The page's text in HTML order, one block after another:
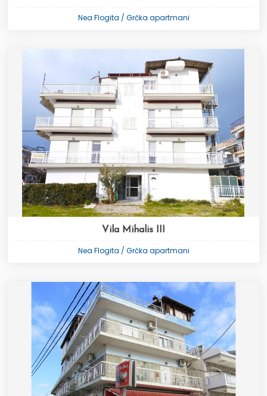
Nea Flogita / Grčka apartmani
Vila Mihalis III
Nea Flogita / Grčka apartmani